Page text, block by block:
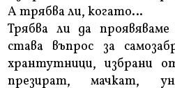
А трябва ли, когато…
Трябва ли да
става въпрос за
хрантутници, избрани
презират, мачкат,